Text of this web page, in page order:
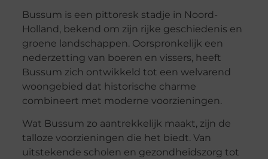
Bussum is een pittoresk stadje in Noord-
Holland, bekend om zijn rijke geschiedenis en
groene landschappen. Oorspronkelijk een
nederzetting van boeren en vissers, heeft
Bussum zich ontwikkeld tot een welvarend
woongebied dat historische charme
combineert met moderne voorzieningen.
Wat Bussum zo aantrekkelijk maakt, zijn de
talloze voorzieningen die het biedt. Van
uitstekende scholen en gezondheidszorg tot